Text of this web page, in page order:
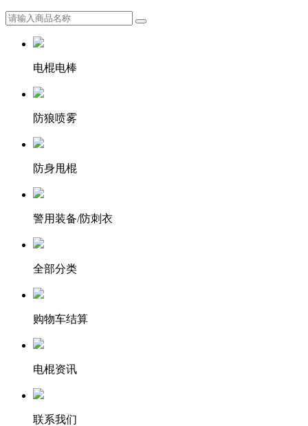
电棍电棒
防狼喷雾
防身甩棍
警用装备/防刺衣
全部分类
购物车结算
电棍资讯
联系我们